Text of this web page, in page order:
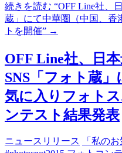
続きを読む “OFF Line社、
蔵」にて中華圏（中国、香
トを開催” →
OFF Line社、日
SNS「フォト蔵
気に入りフォト
ンテスト結果発表
ニュースリリース
「私の